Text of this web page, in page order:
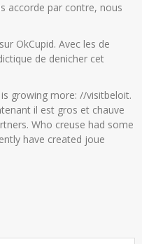
accorde par contre, nous
OkCupid. Avec les de
de denicher cet
growing more: //visitbeloit.
il est gros et chauve
Who creuse had some
have created joue
GTK
Guru Kelas